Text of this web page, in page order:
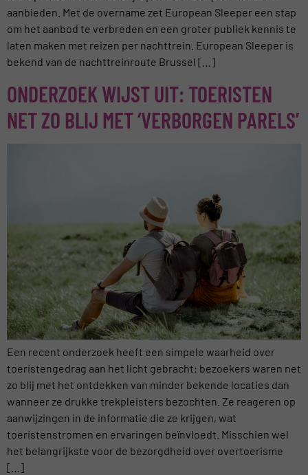
aanbieden. Met de overname zet European Sleeper een stap
om het aanbod te verbreden en een groter publiek kennis te
laten maken met reizen per nachttrein. European Sleeper is
bekend van de nachttreinroute Brussel […]
ONDERZOEK WIJST UIT: TOERISTEN
NET ZO BLIJ MET ‘VERBORGEN PARELS’
Een recent onderzoek heeft een simpele waarheid over
toeristengedrag aan het licht gebracht: bezoekers waren net
zo blij met het ontdekken van minder bekende locaties dan
wanneer ze drukke trekpleisters bezochten. Ze reageren op
aanwijzingen in de informatie die ze krijgen, wat
toeristenstromen en ervaringen beïnvloedt. Misschien wel
het belangrijkste voor de bezorgdheid over overtoerisme
[…]